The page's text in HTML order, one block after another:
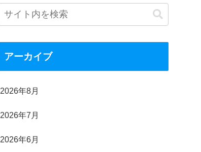
アーカイブ
2026年8月
2026年7月
2026年6月